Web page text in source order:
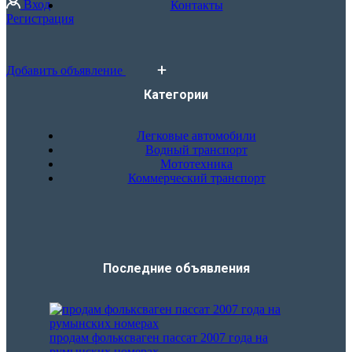
Вход
Регистрация
Добавить объявление
Контакты
Категории
Легковые автомобили
Водный транспорт
Мототехника
Коммерческий транспорт
Последние объявления​
продам фольксваген пассат 2007 года на